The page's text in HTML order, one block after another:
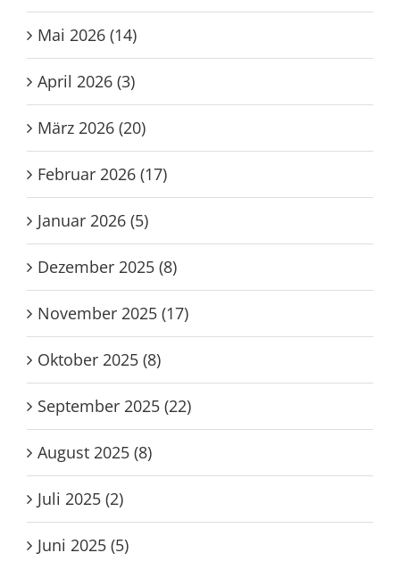
Mai 2026 (14)
April 2026 (3)
März 2026 (20)
Februar 2026 (17)
Januar 2026 (5)
Dezember 2025 (8)
November 2025 (17)
Oktober 2025 (8)
September 2025 (22)
August 2025 (8)
Juli 2025 (2)
Juni 2025 (5)